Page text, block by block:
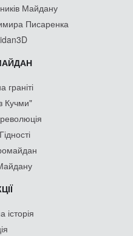
Майдану
Писаренка
граніті
Кучми"